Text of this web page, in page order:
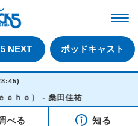
NEXT ポッドキャスト
ｏ） - 桑田佳祐
べる 知る